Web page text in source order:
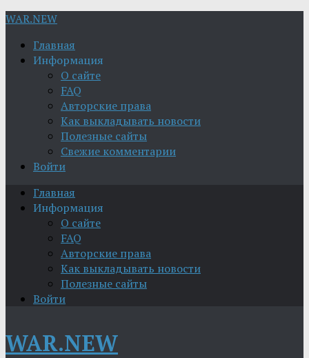
WAR.NEW
Главная
Информация
О сайте
FAQ
Авторские права
Как выкладывать новости
Полезные сайты
Свежие комментарии
Войти
Главная
Информация
О сайте
FAQ
Авторские права
Как выкладывать новости
Полезные сайты
Войти
WAR.NEW